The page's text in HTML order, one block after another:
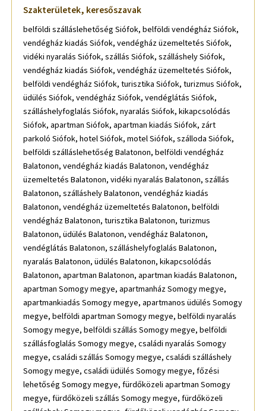
Szakterületek, keresőszavak
belföldi szálláslehetőség Siófok, belföldi vendégház Siófok,
vendégház kiadás Siófok, vendégház üzemeltetés Siófok,
vidéki nyaralás Siófok, szállás Siófok, szálláshely Siófok,
vendégház kiadás Siófok, vendégház üzemeltetés Siófok,
belföldi vendégház Siófok, turisztika Siófok, turizmus Siófok,
üdülés Siófok, vendégház Siófok, vendéglátás Siófok,
szálláshelyfoglalás Siófok, nyaralás Siófok, kikapcsolódás
Siófok, apartman Siófok, apartman kiadás Siófok, zárt
parkoló Siófok, hotel Siófok, motel Siófok, szálloda Siófok,
belföldi szálláslehetőség Balatonon, belföldi vendégház
Balatonon, vendégház kiadás Balatonon, vendégház
üzemeltetés Balatonon, vidéki nyaralás Balatonon, szállás
Balatonon, szálláshely Balatonon, vendégház kiadás
Balatonon, vendégház üzemeltetés Balatonon, belföldi
vendégház Balatonon, turisztika Balatonon, turizmus
Balatonon, üdülés Balatonon, vendégház Balatonon,
vendéglátás Balatonon, szálláshelyfoglalás Balatonon,
nyaralás Balatonon, üdülés Balatonon, kikapcsolódás
Balatonon, apartman Balatonon, apartman kiadás Balatonon,
apartman Somogy megye, apartmanház Somogy megye,
apartmankiadás Somogy megye, apartmanos üdülés Somogy
megye, belföldi apartman Somogy megye, belföldi nyaralás
Somogy megye, belföldi szállás Somogy megye, belföldi
szállásfoglalás Somogy megye, családi nyaralás Somogy
megye, családi szállás Somogy megye, családi szálláshely
Somogy megye, családi üdülés Somogy megye, főzési
lehetőség Somogy megye, fürdőközeli apartman Somogy
megye, fürdőközeli szállás Somogy megye, fürdőközeli